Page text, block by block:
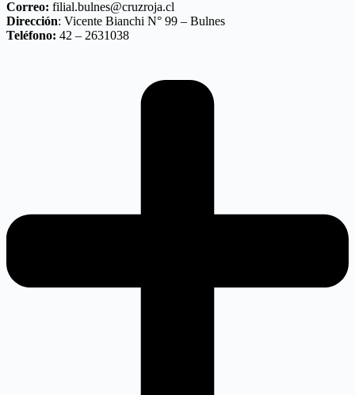
Correo: filial.bulnes@cruzroja.cl
Dirección: Vicente Bianchi N° 99 – Bulnes
Teléfono: 42 – 2631038